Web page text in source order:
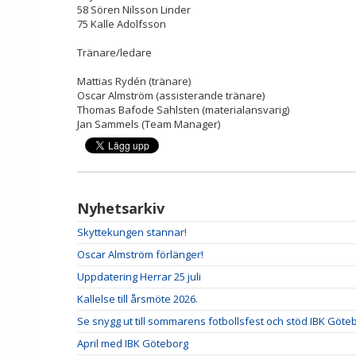
58 Sören Nilsson Linder
75 Kalle Adolfsson
Tränare/ledare
Mattias Rydén (tränare)
Oscar Almström (assisterande tränare)
Thomas Bafode Sahlsten (materialansvarig)
Jan Sammels (Team Manager)
Nyhetsarkiv
Skyttekungen stannar!
Oscar Almström förlänger!
Uppdatering Herrar 25 juli
Kallelse till årsmöte 2026.
Se snygg ut till sommarens fotbollsfest och stöd IBK
April med IBK Göteborg